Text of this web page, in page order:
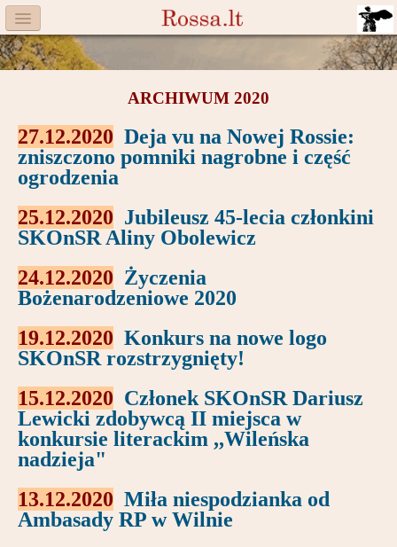
Menu
Facebook
Aktualności
Książka
Moneta
Rossa
Trasy
Partnerzy
Kontakt
ARCHIWUM 2020
27.12.2020 Deja vu na Nowej Rossie:
zniszczono pomniki nagrobne i część
ogrodzenia
25.12.2020 Jubileusz 45-lecia członkini
SKOnSR Aliny Obolewicz
24.12.2020 Życzenia
Bożenarodzeniowe 2020
19.12.2020 Konkurs na nowe logo
SKOnSR rozstrzygnięty!
15.12.2020 Członek SKOnSR Dariusz
Lewicki zdobywcą II miejsca w
konkursie literackim ,,Wileńska
nadzieja"
13.12.2020 Miła niespodzianka od
Ambasady RP w Wilnie